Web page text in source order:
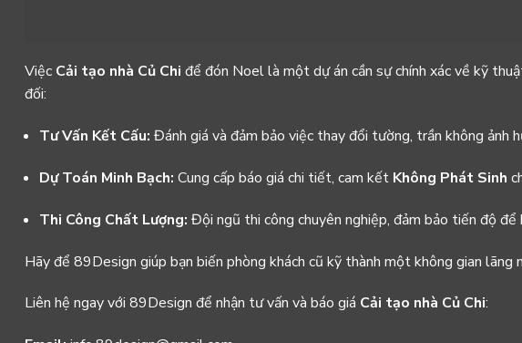
Việc Cải tạo nhà Củ Chi để đón Noel là một dự án cần sự chính xác về kỹ
đối:
Tư Vấn Kết Cấu: Đánh giá và đảm bảo việc thay đổi tường, trần không ảnh
Dự Toán Minh Bạch: Cung cấp báo giá chi tiết, cam kết Không Phát Sinh
Thi Công Chất Lượng: Đội ngũ thi công chuyên nghiệp, đảm bảo tiến độ
Hãy để 89Design giúp bạn biến phòng khách cũ kỹ thành một không gian lãng
Liên hệ ngay với 89Design để nhận tư vấn và báo giá Cải tạo nhà Củ Chi: